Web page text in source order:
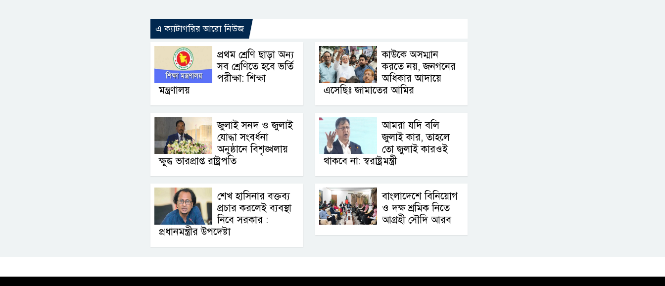
এ ক্যাটাগরির আরো নিউজ
প্রথম শ্রেণি ছাড়া অন্য
সব শ্রেণিতে হবে ভর্তি
পরীক্ষা: শিক্ষা
মন্ত্রণালয়
কাউকে অসম্মান
করতে নয়, জনগনের
অধিকার আদায়ে
এসেছিঃ জামাতের আমির
জুলাই সনদ ও জুলাই
যোদ্ধা সংবর্ধনা
অনুষ্ঠানে বিশৃঙ্খলায়
ক্ষুদ্ধ ভারপ্রাপ্ত রাষ্ট্রপতি
আমরা যদি বলি
জুলাই কার, তাহলে
তো জুলাই কারওই
থাকবে না: স্বরাষ্ট্রমন্ত্রী
শেখ হাসিনার বক্তব্য
প্রচার করলেই ব্যবস্থা
নিবে সরকার :
প্রধানমন্ত্রীর উপদেষ্টা
বাংলাদেশে বিনিয়োগ
ও দক্ষ শ্রমিক নিতে
আগ্রহী সৌদি আরব